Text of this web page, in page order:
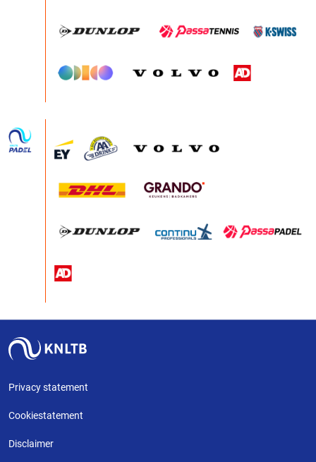
Privacy statement
Cookiestatement
Disclaimer